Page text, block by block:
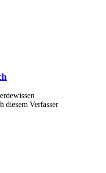
diesem Verfasser